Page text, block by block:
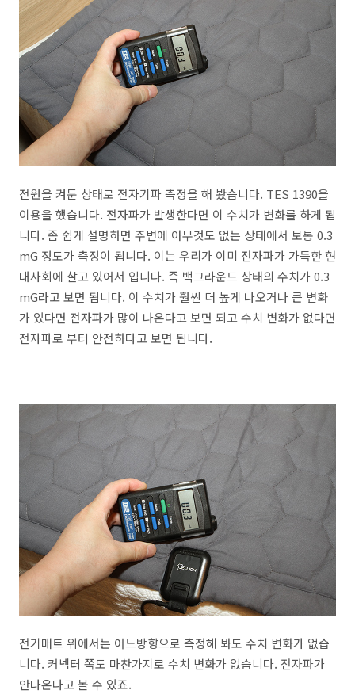
전원을 켜둔 상태로 전자기파 측정을 해 봤습니다. TES 1390을
이용을 했습니다. 전자파가 발생한다면 이 수치가 변화를 하게 됩
니다. 좀 쉽게 설명하면 주변에 아무것도 없는 상태에서 보통 0.3
mG 정도가 측정이 됩니다. 이는 우리가 이미 전자파가 가득한 현
대사회에 살고 있어서 입니다. 즉 백그라운드 상태의 수치가 0.3
mG라고 보면 됩니다. 이 수치가 훨씬 더 높게 나오거나 큰 변화
가 있다면 전자파가 많이 나온다고 보면 되고 수치 변화가 없다면
전자파로 부터 안전하다고 보면 됩니다.
전기매트 위에서는 어느방향으로 측정해 봐도 수치 변화가 없습
니다. 커넥터 쪽도 마찬가지로 수치 변화가 없습니다. 전자파가
안나온다고 볼 수 있죠.